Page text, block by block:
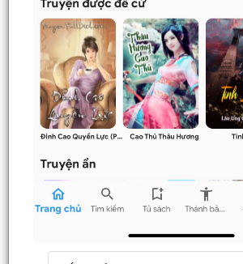
Nguời dùng
Lưu ý trên web
Điều khoản
Sơ đồ
Tải App đọc Offline